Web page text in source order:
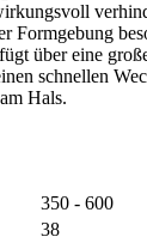
Formgebung
über eine
schnellen
Hals.
350 - 600
38